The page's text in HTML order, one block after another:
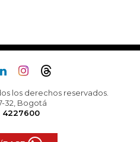
los derechos reservados.
32, Bogotá
4227600